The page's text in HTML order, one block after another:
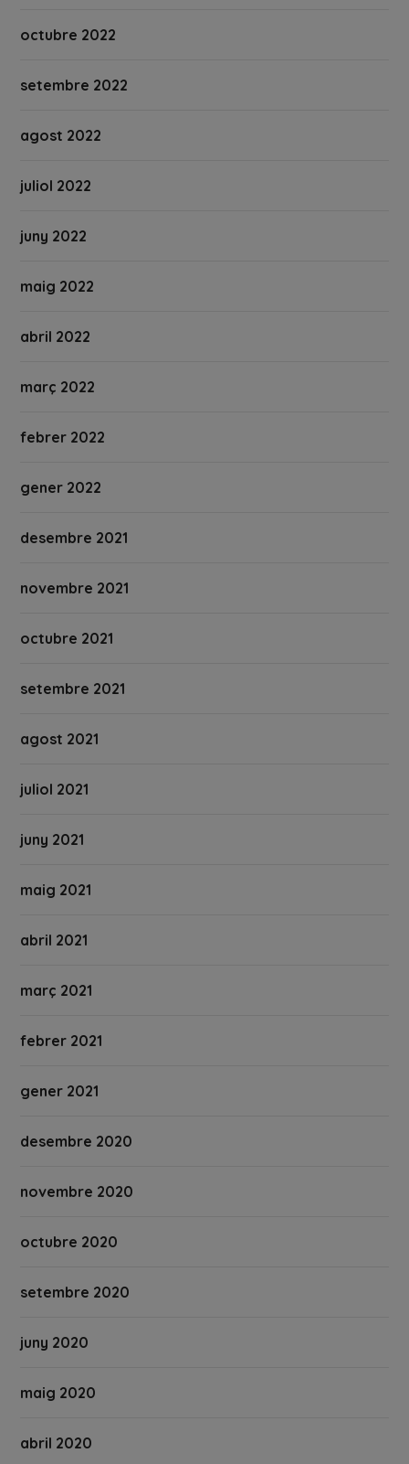
octubre 2022
setembre 2022
agost 2022
juliol 2022
juny 2022
maig 2022
abril 2022
març 2022
febrer 2022
gener 2022
desembre 2021
novembre 2021
octubre 2021
setembre 2021
agost 2021
juliol 2021
juny 2021
maig 2021
abril 2021
març 2021
febrer 2021
gener 2021
desembre 2020
novembre 2020
octubre 2020
setembre 2020
juny 2020
maig 2020
abril 2020